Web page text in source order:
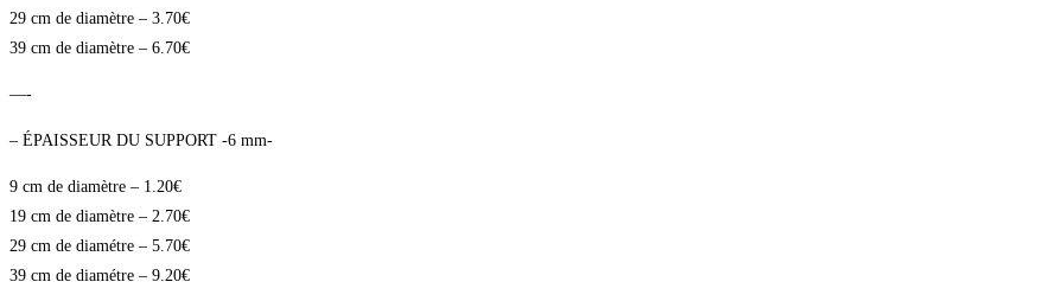
29 cm de diamètre – 3.70€
39 cm de diamètre – 6.70€
—-
– ÉPAISSEUR DU SUPPORT -6 mm-
9 cm de diamètre – 1.20€
19 cm de diamètre – 2.70€
29 cm de diamétre – 5.70€
39 cm de diamétre – 9.20€